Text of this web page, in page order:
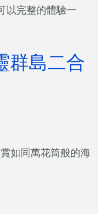
以完整的體驗一
群島二合
如同萬花筒般的海